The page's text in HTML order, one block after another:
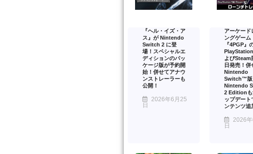
『ヘル・イズ・ア
ス』が Nintendo
Switch 2 に登
場！スペシャルエ
ディションのパッ
ケージ版が予約開
始！併せてアナウ
ンストレーラーも
公開！
2026年6月25
日
アーケード
ングゲーム
『4PGP』
よびSteam
日発売！併
Nintendo
Switch™版
Nintendo
2 Editionも
ップデート
ンテンツ追
2026
日